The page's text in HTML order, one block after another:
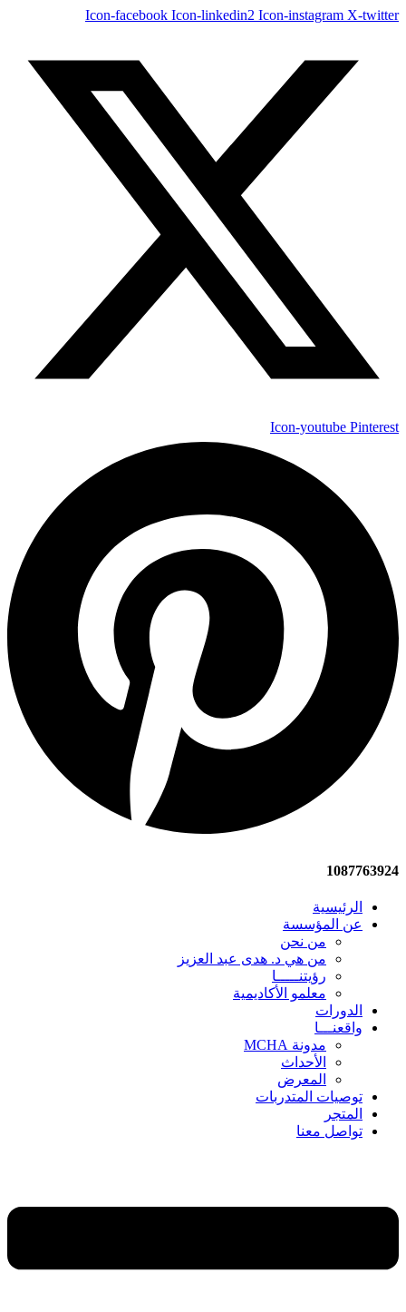
Icon-facebook Icon-linkedin2 Icon-instagram X-twitter
Icon-youtube Pinterest
1087763924
الرئيسية
عن المؤسسة
من نحن
من هي د. هدى عبد العزيز
رؤيتنـــــا
معلمو الأكاديمية
الدورات
واقعنـــا
مدونة MCHA
الأحداث
المعرض
توصيات المتدربات
المتجر
تواصل معنا